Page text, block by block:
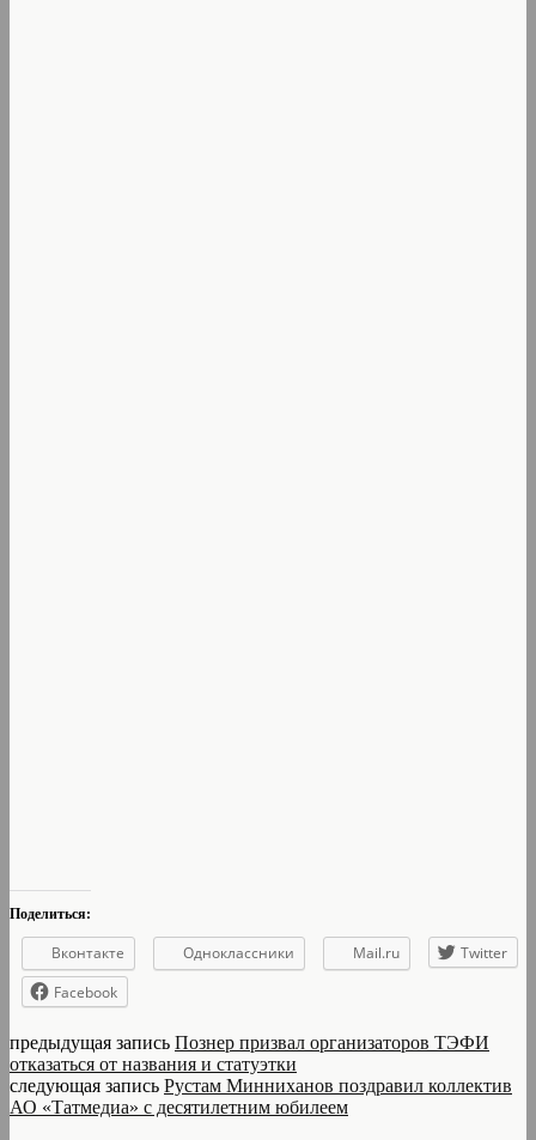
Поделиться:
Вконтакте Одноклассники Mail.ru
Twitter
Facebook
предыдущая запись Познер призвал организаторов ТЭФИ
отказаться от названия и статуэтки
следующая запись Рустам Минниханов поздравил коллектив
АО «Татмедиа» с десятилетним юбилеем